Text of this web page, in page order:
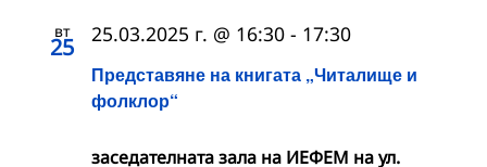
вт
25
Представяне на книгата „Читалище и
фолклор“
25.03.2025 г. @ 16:30 - 17:30
заседателната зала на ИЕФЕМ на ул.